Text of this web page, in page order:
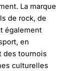
La marque
de rock, de
également
en
des tournois
culturelles